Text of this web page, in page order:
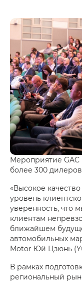
Мероприятие
более 300
«Высокое
уровень
уверенность, что
клиентам
ближайшем
автомобильных
Motor Юй Цзюнь
В рамках
региональный